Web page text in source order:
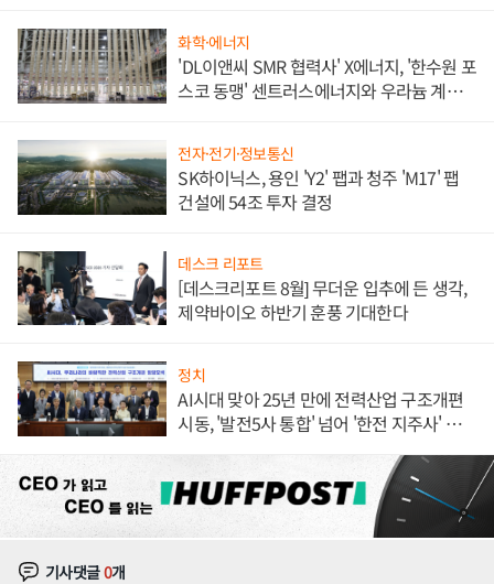
화학·에너지
'DL이앤씨 SMR 협력사' X에너지, '한수원 포
스코 동맹' 센트러스에너지와 우라늄 계약
전자·전기·정보통신
SK하이닉스, 용인 'Y2' 팹과 청주 'M17' 팹
건설에 54조 투자 결정
데스크 리포트
[데스크리포트 8월] 무더운 입추에 든 생각,
제약바이오 하반기 훈풍 기대한다
정치
AI시대 맞아 25년 만에 전력산업 구조개편
시동, '발전5사 통합' 넘어 '한전 지주사' 재편
기사댓글0개